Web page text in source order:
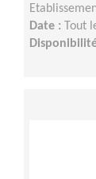
Date :
Tout